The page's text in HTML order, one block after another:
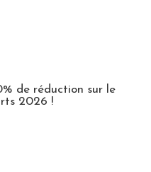
de réduction sur le
2026 !